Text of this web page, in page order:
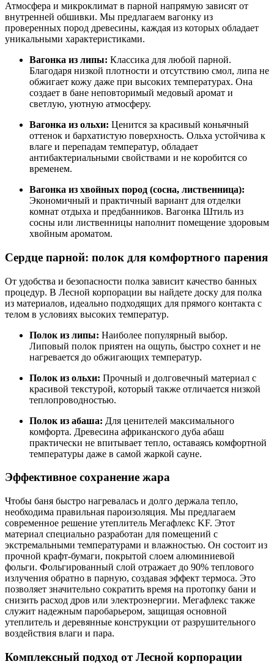
Атмосфера и микроклимат в парной напрямую зависят от
внутренней обшивки. Мы предлагаем вагонку из
проверенных пород древесины, каждая из которых обладает
уникальными характеристиками.
Вагонка из липы: Классика для любой парной.
Благодаря низкой плотности и отсутствию смол, липа не
обжигает кожу даже при высоких температурах. Она
создает в бане неповторимый медовый аромат и
светлую, уютную атмосферу.
Вагонка из ольхи: Ценится за красивый коньячный
оттенок и бархатистую поверхность. Ольха устойчива к
влаге и перепадам температур, обладает
антибактериальными свойствами и не коробится со
временем.
Вагонка из хвойных пород (сосна, лиственница):
Экономичный и практичный вариант для отделки
комнат отдыха и предбанников. Вагонка Штиль из
сосны или лиственницы наполнит помещение здоровым
хвойным ароматом.
Сердце парной: полок для комфортного парения
От удобства и безопасности полка зависит качество банных
процедур. В Лесной корпорации вы найдете доску для полка
из материалов, идеально подходящих для прямого контакта с
телом в условиях высоких температур.
Полок из липы: Наиболее популярный выбор.
Липовый полок приятен на ощупь, быстро сохнет и не
нагревается до обжигающих температур.
Полок из ольхи: Прочный и долговечный материал с
красивой текстурой, который также отличается низкой
теплопроводностью.
Полок из абаша: Для ценителей максимального
комфорта. Древесина африканского дуба абаш
практически не впитывает тепло, оставаясь комфортной
температуры даже в самой жаркой сауне.
Эффективное сохранение жара
Чтобы баня быстро нагревалась и долго держала тепло,
необходима правильная пароизоляция. Мы предлагаем
современное решение утеплитель Мегафлекс KF. Этот
материал специально разработан для помещений с
экстремальными температурами и влажностью. Он состоит из
прочной крафт-бумаги, покрытой слоем алюминиевой
фольги. Фольгированный слой отражает до 90% теплового
излучения обратно в парную, создавая эффект термоса. Это
позволяет значительно сократить время на протопку бани и
снизить расход дров или электроэнергии. Мегафлекс также
служит надежным паробарьером, защищая основной
утеплитель и деревянные конструкции от разрушительного
воздействия влаги и пара.
Комплексный подход от Лесной корпорации